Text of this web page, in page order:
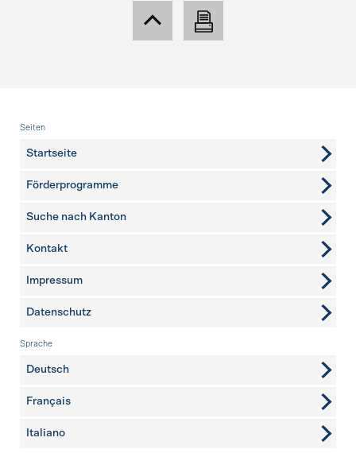
Fusszeile
Seiten
Startseite
Förderprogramme
Suche nach Kanton
weitere Seiten
Kontakt
Impressum
Datenschutz
Sprache
Deutsch
Français
Italiano